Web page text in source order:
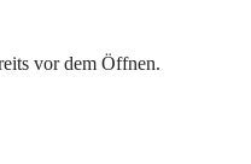
vor dem Öffnen.